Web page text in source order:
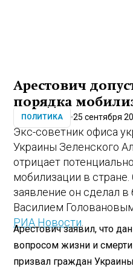
Арестович
порядка
ПОЛИТИКА 25 сентября
Экс-советник офиса
Украины Зеленского
отрицает
мобилизации в
заявление он сделал
Василием
РИА Новости
Арестович заявил, что
вопросом жизни и смерти
призвал граждан